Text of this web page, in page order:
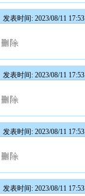
发表时间: 2023/08/11 17:53
发表时间: 2023/08/11 17:53
发表时间: 2023/08/11 17:53
发表时间: 2023/08/11 17:53